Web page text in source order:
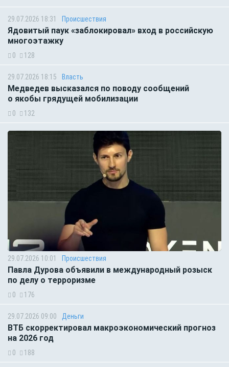
29.07.2026 18:31 Происшествия
Ядовитый паук «заблокировал» вход в российскую
многоэтажку
0 128
29.07.2026 18:15 Власть
Медведев высказался по поводу сообщений
о якобы грядущей мобилизации
0 132
29.07.2026 10:01 Происшествия
Павла Дурова объявили в международный розыск
по делу о терроризме
0 176
29.07.2026 09:00 Деньги
ВТБ скорректировал макроэкономический прогноз
на 2026 год
0 188